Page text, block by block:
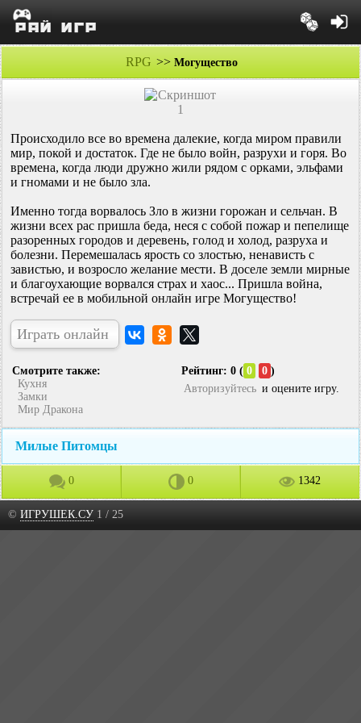
RPG >> Могущество
Происходило все во времена далекие, когда миром правили
мир, покой и достаток. Где не было войн, разрухи и горя. Во
времена, когда люди дружно жили рядом с орками, эльфами
и гномами и не было зла.
Именно тогда ворвалось Зло в жизни горожан и сельчан. В
жизни всех рас пришла беда, неся с собой пожар и пепелище
разоренных городов и деревень, голод и холод, разруха и
болезни. Перемешалась ярость со злостью, ненависть с
завистью, и возросло желание мести. В доселе земли мирные
и благоухающие ворвался страх и хаос... Пришла война,
встречай ее в мобильной онлайн игре Могущество!
Играть онлайн
Смотрите также:
Кухня
Замки
Мир Дракона
Рейтинг: 0 ( 0 0 )
Авторизуйтесь и оцените игру.
Милые Питомцы
0 0 1342
© ИГРУШЕК.СУ 1 / 25